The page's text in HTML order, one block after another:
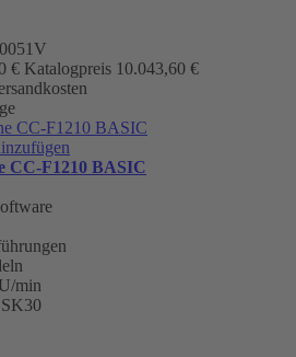
€ Katalogpreis 10.043,60 €
CC-F1210 BASIC
min
SK30